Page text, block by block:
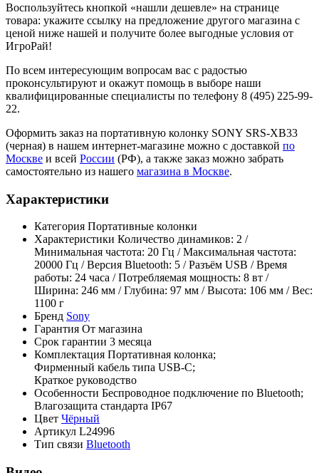
Воспользуйтесь кнопкой «нашли дешевле» на странице
товара: укажите ссылку на предложение другого магазина с
ценой ниже нашей и получите более выгодные условия от
ИгроРай!
По всем интересующим вопросам вас с радостью
проконсультируют и окажут помощь в выборе наши
квалифицированные специалисты по телефону 8 (495) 225-99-
22.
Оформить заказ на портативную колонку SONY SRS-XB33
(черная) в нашем интернет-магазине можно с доставкой по
Москве и всей России (РФ), а также заказ можно забрать
самостоятельно из нашего магазина в Москве.
Характеристики
Категория Портативные колонки
Характеристики Количество динамиков: 2 /
Минимальная частота: 20 Гц / Максимальная частота:
20000 Гц / Версия Bluetooth: 5 / Разъём USB / Время
работы: 24 часа / Потребляемая мощность: 8 вт /
Ширина: 246 мм / Глубина: 97 мм / Высота: 106 мм / Вес:
1100 г
Бренд Sony
Гарантия От магазина
Срок гарантии 3 месяца
Комплектация Портативная колонка;
Фирменный кабель типа USB-C;
Краткое руководство
Особенности Беспроводное подключение по Bluetooth;
Влагозащита стандарта IP67
Цвет Чёрный
Артикул L24996
Тип связи Bluetooth